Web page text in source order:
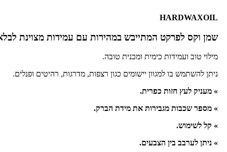
HARDWAXOIL
שמן וקס לפרקט המתייבש במהירות עם עמידות מצוינת
מילוי טוב ועמידות כימית ומכנית טובה.
ניתן להשתמש בו למגוון יישומים כגון רצפות, מדרגות, רהיטים ופנלים.
» מעניק לעץ חזות כפרית.
» מספר שכבות מגבירות את מידת הברק.
» קל לשימוש.
» ניתן לערבב בין הצבעים.